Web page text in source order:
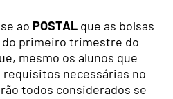
ao POSTAL que as bolsas
do primeiro trimestre do
mesmo os alunos que
necessárias no
todos considerados se